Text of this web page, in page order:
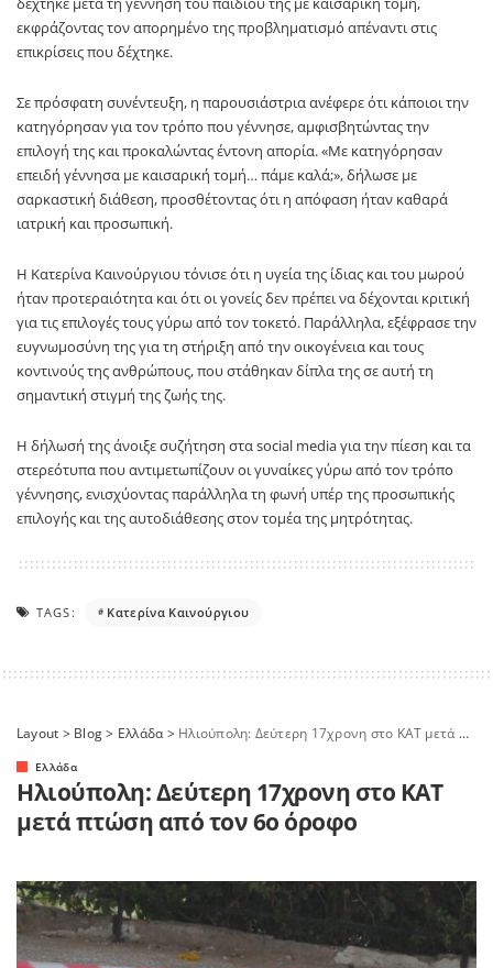
εκφράζοντας τον απορημένο της προβληματισμό απέναντι στις
επικρίσεις που δέχτηκε.
Σε πρόσφατη συνέντευξη, η παρουσιάστρια ανέφερε ότι κάποιοι την
κατηγόρησαν για τον τρόπο που γέννησε, αμφισβητώντας την
επιλογή της και προκαλώντας έντονη απορία. «Με κατηγόρησαν
επειδή γέννησα με καισαρική τομή… πάμε καλά;», δήλωσε με
σαρκαστική διάθεση, προσθέτοντας ότι η απόφαση ήταν καθαρά
ιατρική και προσωπική.
Η Κατερίνα Καινούργιου τόνισε ότι η υγεία της ίδιας και του μωρού
ήταν προτεραιότητα και ότι οι γονείς δεν πρέπει να δέχονται κριτική
για τις επιλογές τους γύρω από τον τοκετό. Παράλληλα, εξέφρασε την
ευγνωμοσύνη της για τη στήριξη από την οικογένεια και τους
κοντινούς της ανθρώπους, που στάθηκαν δίπλα της σε αυτή τη
σημαντική στιγμή της ζωής της.
Η δήλωσή της άνοιξε συζήτηση στα social media για την πίεση και τα
στερεότυπα που αντιμετωπίζουν οι γυναίκες γύρω από τον τρόπο
γέννησης, ενισχύοντας παράλληλα τη φωνή υπέρ της προσωπικής
επιλογής και της αυτοδιάθεσης στον τομέα της μητρότητας.
TAGS: Κατερίνα Καινούργιου
Layout > Blog> Ελλάδα> Ηλιούπολη: Δεύτερη 17χρονη στο ΚΑΤ μετά πτώση από τον 6ο όροφο
Ελλάδα
Ηλιούπολη: Δεύτερη 17χρονη στο ΚΑΤ
μετά πτώση από τον 6ο όροφο